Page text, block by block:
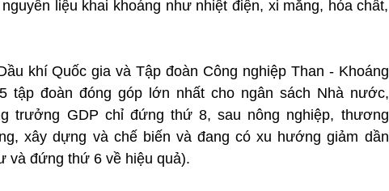
liệu khai khoáng như nhiệt điện, xi măng, hóa chất,
khí Quốc gia và Tập đoàn Công nghiệp Than - Khoáng
tập đoàn đóng góp lớn nhất cho ngân sách Nhà nước,
trưởng GDP chỉ đứng thứ 8, sau nông nghiệp, thương
xây dựng và chế biến và đang có xu hướng giảm dần
và đứng thứ 6 về hiệu quả).